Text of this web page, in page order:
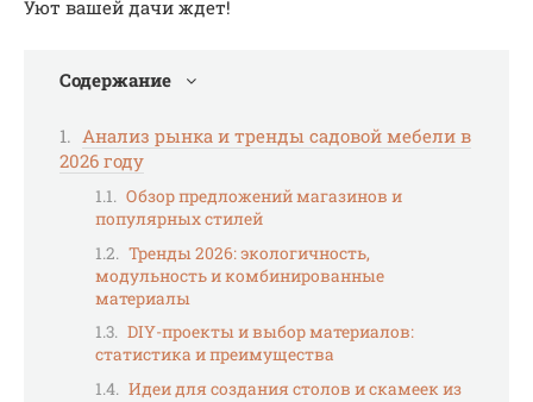
Уют вашей дачи ждет!
Содержание
Анализ рынка и тренды садовой мебели в
2026 году
Обзор предложений магазинов и
популярных стилей
Тренды 2026: экологичность,
модульность и комбинированные
материалы
DIY-проекты и выбор материалов:
статистика и преимущества
Идеи для создания столов и скамеек из